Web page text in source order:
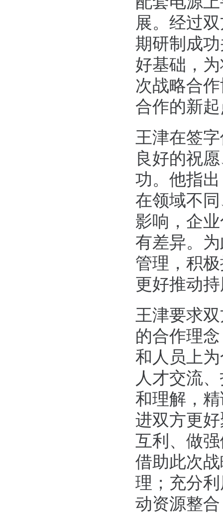
展。经过
期研制成
好基础，
次战略合
合作的新
王津在签
良好的祝
功。他指
在领域不
影响，企
有差异。
管理，积
更好推动
王津要求
的合作理
和人员上
人才交流
和理解，
进双方更
互利、做
借助此次
理；充分
动资源整